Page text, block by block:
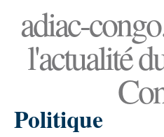
adiac-
l'actualité
Politique